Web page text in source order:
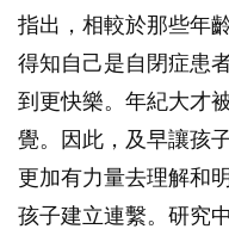
指出，相較於那些年
得知自己是自閉症患
到更快樂。年紀大才
覺。因此，及早讓孩
更加有力量去理解和
孩子建立連繫。研究